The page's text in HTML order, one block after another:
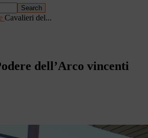
Cavalieri del...
dell’Arco vincenti